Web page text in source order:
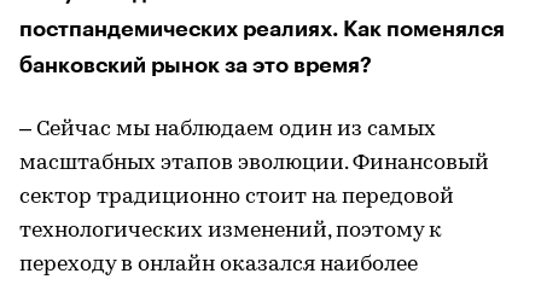
постпандемических реалиях. Как поменялся
банковский рынок за это время?
– Сейчас мы наблюдаем один из самых
масштабных этапов эволюции. Финансовый
сектор традиционно стоит на передовой
технологических изменений, поэтому к
переходу в онлайн оказался наиболее